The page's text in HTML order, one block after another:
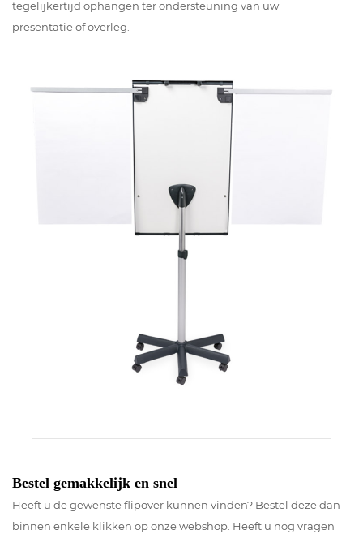
tegelijkertijd ophangen ter ondersteuning van uw
presentatie of overleg.
Bestel gemakkelijk en snel
Heeft u de gewenste flipover kunnen vinden? Bestel deze dan
binnen enkele klikken op onze webshop. Heeft u nog vragen